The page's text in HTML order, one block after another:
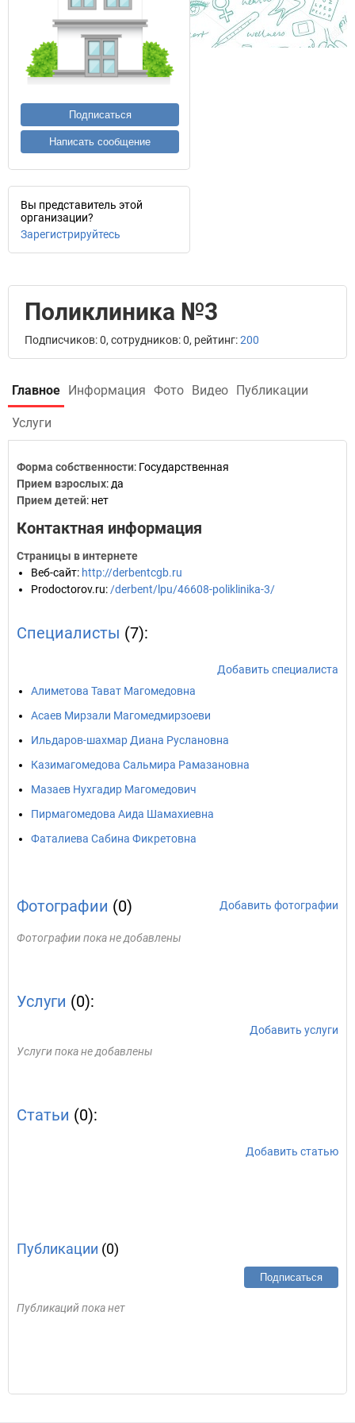
Подписаться
Написать сообщение
Вы представитель этой
организации?
Зарегистрируйтесь
Поликлиника №3
Подписчиков: 0, сотрудников: 0, рейтинг:200
Главное Информация Фото Видео Публикации
Услуги
Форма собственности: Государственная
Прием взрослых: да
Прием детей: нет
Контактная информация
Страницы в интернете
Веб-сайт: http://derbentcgb.ru
Prodoctorov.ru: /derbent/lpu/46608-poliklinika-3/
Специалисты (7):
Добавить специалиста
Алиметова Тават Магомедовна
Асаев Мирзали Магомедмирзоеви
Ильдаров-шахмар Диана Руслановна
Казимагомедова Сальмира Рамазановна
Мазаев Нухгадир Магомедович
Пирмагомедова Аида Шамахиевна
Фаталиева Сабина Фикретовна
Фотографии (0) Добавить фотографии
Фотографии пока не добавлены
Услуги (0):
Добавить услуги
Услуги пока не добавлены
Статьи (0):
Добавить статью
Публикации (0)
Подписаться
Публикаций пока нет